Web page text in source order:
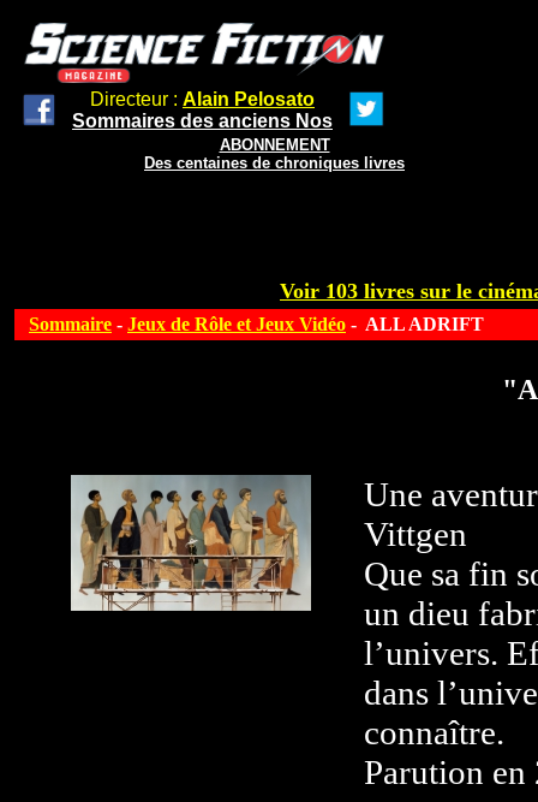
Directeur : Alain Pelosato
Sommaires des anciens Nos
ABONNEMENT
Des centaines de chroniques livres
Voir 103 livres sur le
Sommaire - Jeux de Rôle et Jeux Vidéo - ALL ADRIFT
Une
Vittgen
Que sa fin
un dieu
l’univers.
dans
connaître.
Parution en